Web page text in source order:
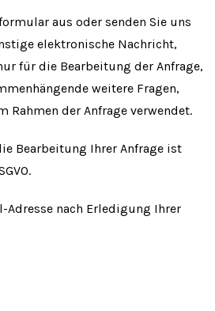
aus oder senden Sie uns
elektronische Nachricht,
für die Bearbeitung der Anfrage,
weitere Fragen,
Rahmen der Anfrage verwendet.
Bearbeitung Ihrer Anfrage ist
Adresse nach Erledigung Ihrer